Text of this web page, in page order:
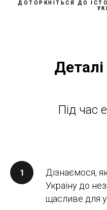
ДОТОРКНІТЬСЯ ДО
Деталі
Під час
Дізнаємося,
Україну до
щасливе для